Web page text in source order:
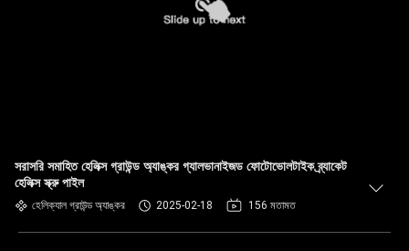
সরাসরি সমাহিত হেলিক্স গ্রাউন্ড অ্যাঙ্কর গ্যালভানাইজড ফোটোভোলটাইক ব্র্যাকেট
হেলিক্স স্ক্রু পাইল
হেলিক্যাল গ্রাউন্ড অ্যাঙ্কর 2025-02-18 156 মতামত